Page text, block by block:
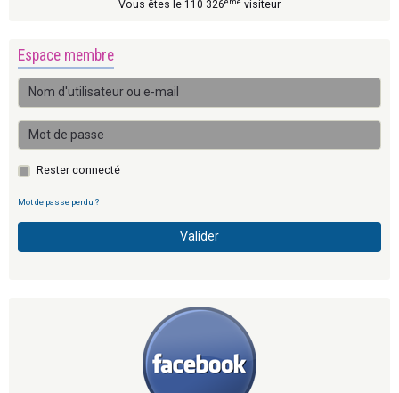
Vous êtes le 110 326 visiteur
Espace membre
Rester connecté
Mot de passe perdu ?
Valider